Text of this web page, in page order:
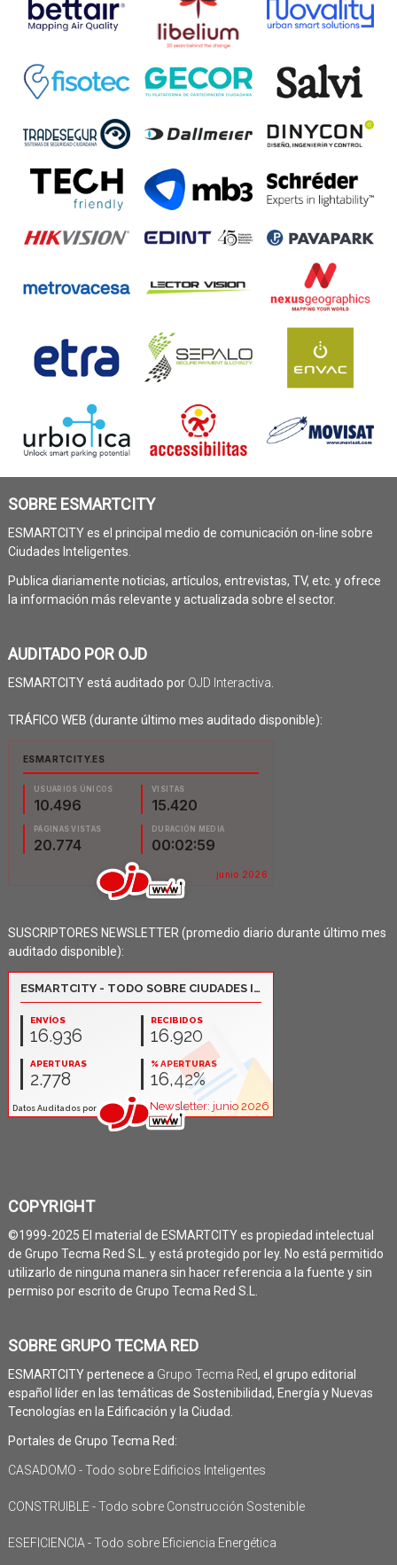
SOBRE ESMARTCITY
ESMARTCITY es el principal medio de comunicación on-line sobre
Ciudades Inteligentes.
Publica diariamente noticias, artículos, entrevistas, TV, etc. y ofrece
la información más relevante y actualizada sobre el sector.
AUDITADO POR OJD
ESMARTCITY está auditado por OJD Interactiva
TRÁFICO WEB (durante último mes auditado disponible):
SUSCRIPTORES NEWSLETTER (promedio diario durante último mes
auditado disponible):
COPYRIGHT
©1999-2025 El material de ESMARTCITY es propiedad intelectual
de Grupo Tecma Red S.L. y está protegido por ley. No está permitido
utilizarlo de ninguna manera sin hacer referencia a la fuente y sin
permiso por escrito de Grupo Tecma Red S.L.
SOBRE GRUPO TECMA RED
ESMARTCITY pertenece a Grupo Tecma Red, el grupo editorial
español líder en las temáticas de Sostenibilidad, Energía y Nuevas
Tecnologías en la Edificación y la Ciudad.
Portales de Grupo Tecma Red:
CASADOMO - Todo sobre Edificios Inteligentes
CONSTRUIBLE - Todo sobre Construcción Sostenible
ESEFICIENCIA - Todo sobre Eficiencia Energética